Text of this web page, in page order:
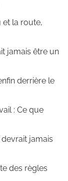
et la route,
jamais être un
derrière le
: Ce que
jamais
des règles